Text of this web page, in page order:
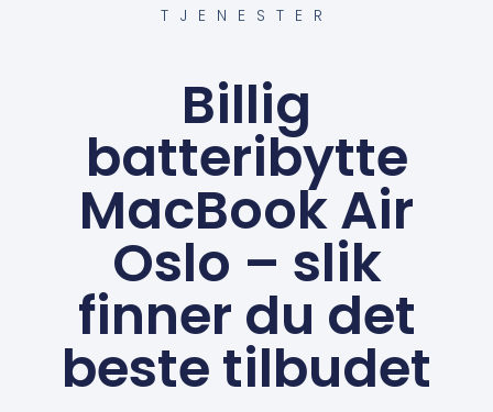
TJENESTER
Billig
batteribytte
MacBook Air
Oslo – slik
finner du det
beste tilbudet